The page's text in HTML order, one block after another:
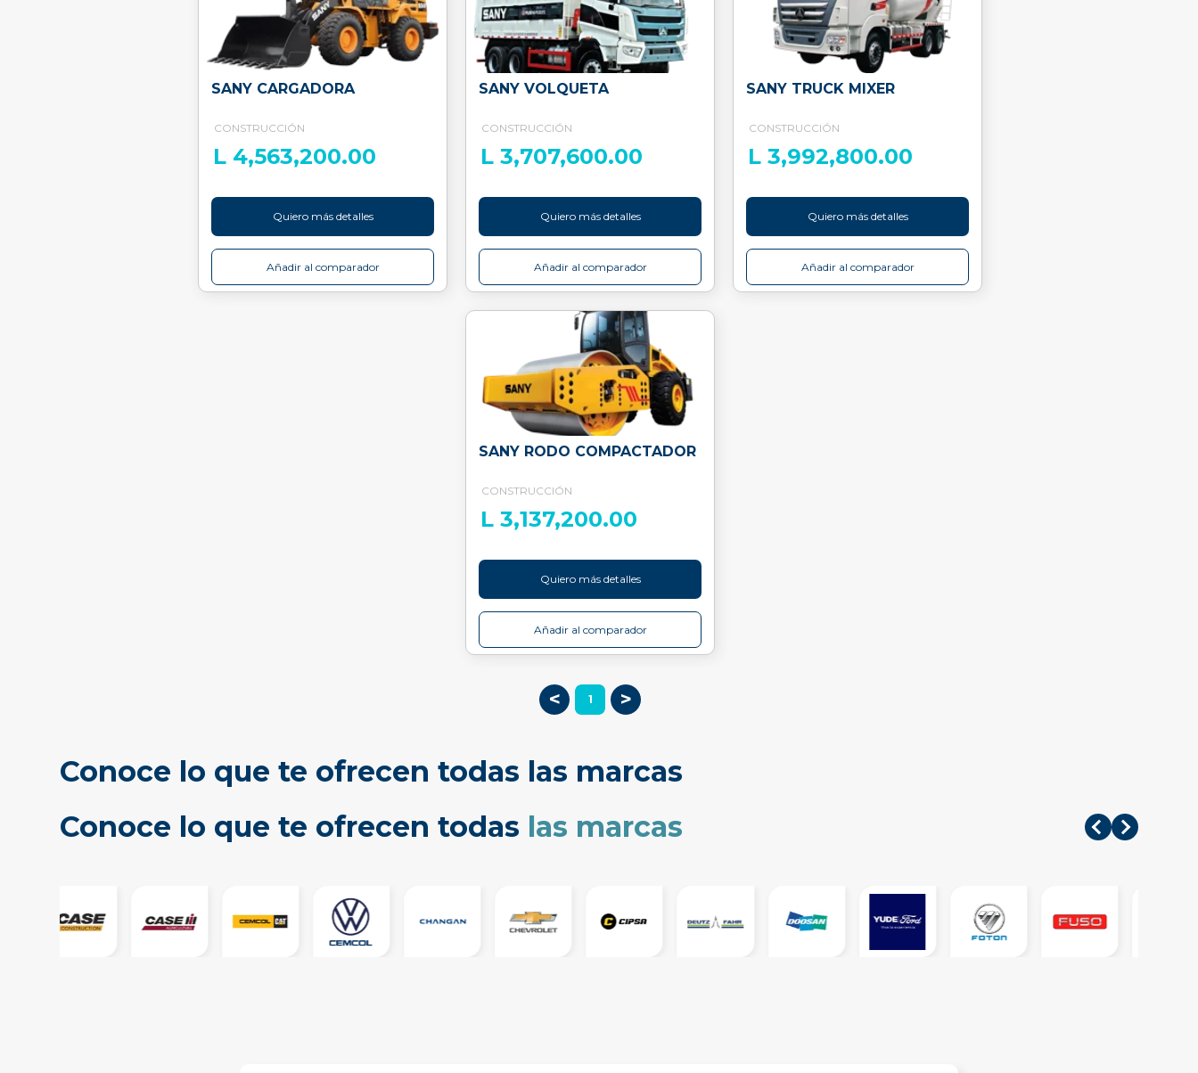
SANY CARGADORA
CONSTRUCCIÓN
L 4,563,200.00
Quiero más detalles
Añadir al comparador
SANY VOLQUETA
CONSTRUCCIÓN
L 3,707,600.00
Quiero más detalles
Añadir al comparador
SANY TRUCK MIXER
CONSTRUCCIÓN
L 3,992,800.00
Quiero más detalles
Añadir al comparador
SANY RODO COMPACTADOR
CONSTRUCCIÓN
L 3,137,200.00
Quiero más detalles
Añadir al comparador
< 1 >
Conoce lo que te ofrecen todas las marcas
Conoce lo que te ofrecen todas las marcas